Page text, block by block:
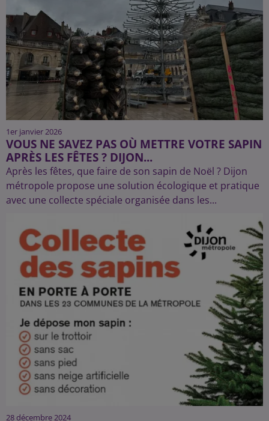
1er janvier 2026
VOUS NE SAVEZ PAS OÙ METTRE VOTRE SAPIN
APRÈS LES FÊTES ? DIJON...
Après les fêtes, que faire de son sapin de Noël ? Dijon
métropole propose une solution écologique et pratique
avec une collecte spéciale organisée dans les...
28 décembre 2024